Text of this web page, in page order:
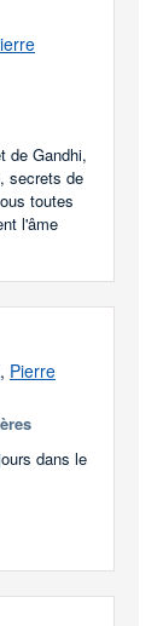
de Gandhi,
secrets de
toutes
l'âme
, Pierre
dans le